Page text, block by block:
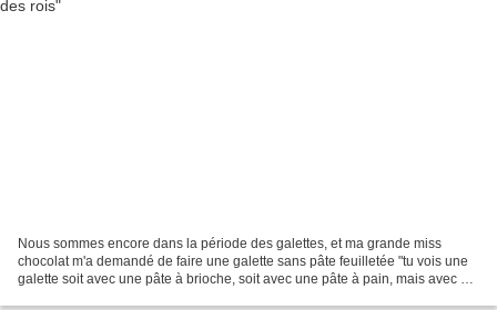
Nous sommes encore dans la période des galettes, et ma grande miss
chocolat m'a demandé de faire une galette sans pâte feuilletée "tu vois une
galette soit avec une pâte à brioche, soit avec une pâte à pain, mais avec de